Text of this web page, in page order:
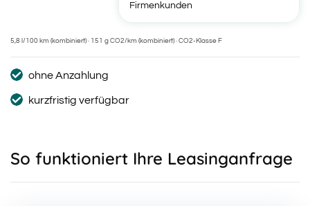
Firmenkunden
5,8 l/100 km (kombiniert) · 151 g CO2/km (kombiniert) · CO2-Klasse F
ohne Anzahlung
kurzfristig verfügbar
So funktioniert Ihre Leasinganfrage